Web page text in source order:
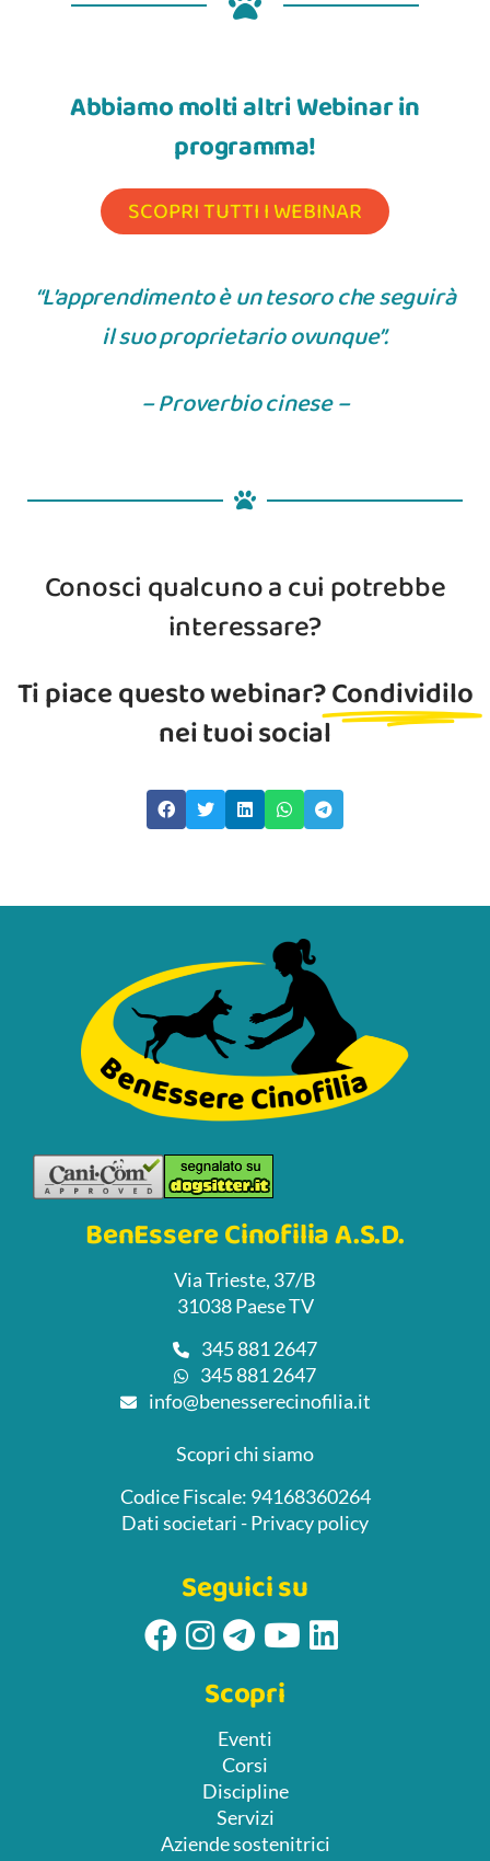
Abbiamo molti altri Webinar in
programma!
SCOPRI TUTTI I WEBINAR
“L’apprendimento è un tesoro che seguirà
il suo proprietario ovunque”.
– Proverbio cinese –
Conosci qualcuno a cui potrebbe
interessare?
Ti piace questo webinar?Condividilo
nei tuoi social
BenEssere Cinofilia A.S.D.
Via Trieste, 37/B
31038 Paese TV
345 881 2647
345 881 2647
info@benesserecinofilia.it
Scopri chi siamo
Codice Fiscale: 94168360264
Dati societari -Privacy policy
Seguici su
Scopri
Eventi
Corsi
Discipline
Servizi
Aziende sostenitrici